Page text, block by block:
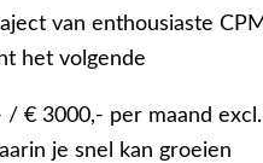
van enthousiaste
het volgende
/ € 3000,- per maand
je snel kan groeien